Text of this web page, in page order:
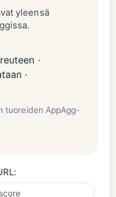
yleensä
·
·
tuoreiden AppAgg-